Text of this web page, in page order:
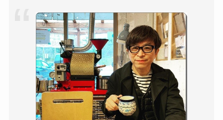
顔画像！元嫁との離婚理由や
息子も調査！
福田こうへいの奥さんの顔写
真が美人！息子や夫妻の最新
情報や離婚の噂も調査！
大川橋蔵の奥さん・真理子は
今も生きてる？息子は俳優で